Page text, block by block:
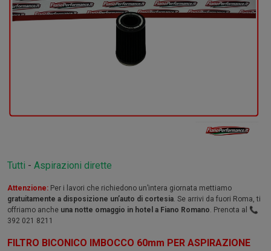
Tutti - Aspirazioni dirette
Attenzione: Per i lavori che richiedono un’intera giornata mettiamo
gratuitamente a disposizione un’auto di cortesia. Se arrivi da fuori Roma, ti
offriamo anche una notte omaggio in hotel a Fiano Romano. Prenota al 📞
392 021 8211
FILTRO BICONICO IMBOCCO 60mm PER ASPIRAZIONE